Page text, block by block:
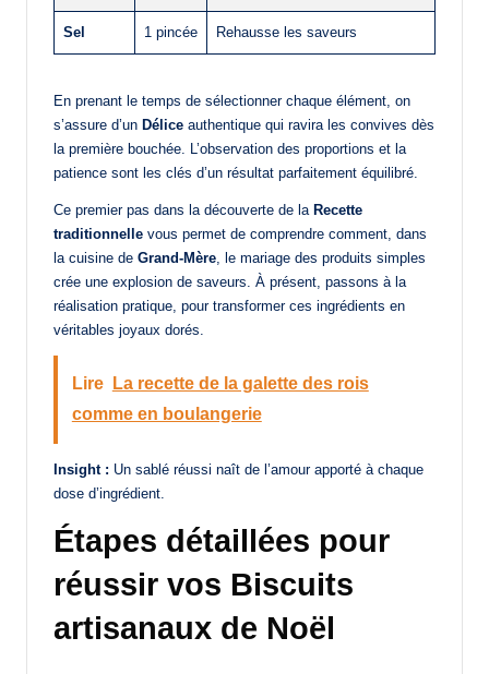
Sel 1 pincée Rehausse les saveurs
En prenant le temps de sélectionner chaque élément, on
s’assure d’un Délice authentique qui ravira les convives dès
la première bouchée. L’observation des proportions et la
patience sont les clés d’un résultat parfaitement équilibré.
Ce premier pas dans la découverte de la Recette
traditionnelle vous permet de comprendre comment, dans
la cuisine de Grand-Mère , le mariage des produits simples
crée une explosion de saveurs. À présent, passons à la
réalisation pratique, pour transformer ces ingrédients en
véritables joyaux dorés.
Lire
La recette de la galette des rois
comme en boulangerie
Insight : Un sablé réussi naît de l’amour apporté à chaque
dose d’ingrédient.
Étapes détaillées pour
réussir vos Biscuits
artisanaux de Noël